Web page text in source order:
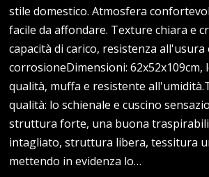
stile domestico. Atmosfera
facile da affondare. Texture chiara e
capacità di carico, resistenza all'usura
corrosioneDimensioni: 62x52x109cm,
qualità, muffa e resistente
qualità: lo schienale e cuscino
struttura forte, una buona
intagliato, struttura libera, tessitura
mettendo in evidenza lo…